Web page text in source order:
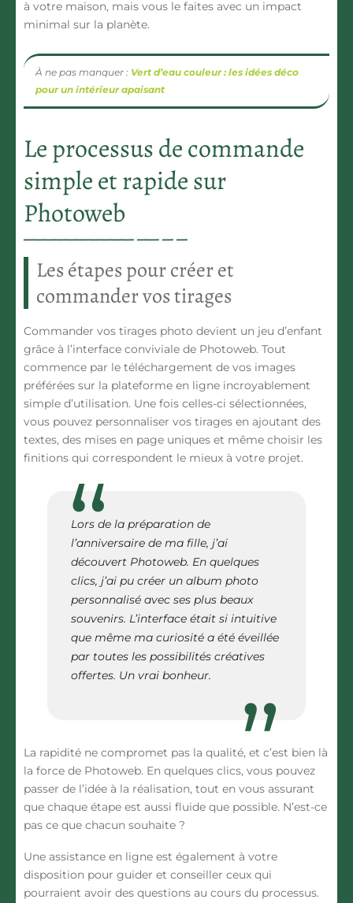
à votre maison, mais vous le faites avec un impact
minimal sur la planète.
À ne pas manquer : Vert d’eau couleur : les idées déco
pour un intérieur apaisant
Le processus de commande
simple et rapide sur
Photoweb
Les étapes pour créer et
commander vos tirages
Commander vos tirages photo devient un jeu d’enfant
grâce à l’interface conviviale de Photoweb. Tout
commence par le téléchargement de vos images
préférées sur la plateforme en ligne incroyablement
simple d’utilisation. Une fois celles-ci sélectionnées,
vous pouvez personnaliser vos tirages en ajoutant des
textes, des mises en page uniques et même choisir les
finitions qui correspondent le mieux à votre projet.
Lors de la préparation de
l’anniversaire de ma fille, j’ai
découvert Photoweb. En quelques
clics, j’ai pu créer un album photo
personnalisé avec ses plus beaux
souvenirs. L’interface était si intuitive
que même ma curiosité a été éveillée
par toutes les possibilités créatives
offertes. Un vrai bonheur.
La rapidité ne compromet pas la qualité, et c’est bien là
la force de Photoweb. En quelques clics, vous pouvez
passer de l’idée à la réalisation, tout en vous assurant
que chaque étape est aussi fluide que possible. N’est-ce
pas ce que chacun souhaite ?
Une assistance en ligne est également à votre
disposition pour guider et conseiller ceux qui
pourraient avoir des questions au cours du processus.